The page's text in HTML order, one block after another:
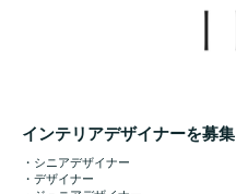
インテリアデザイナーを募集
・シニアデザイナー
・デザイナー